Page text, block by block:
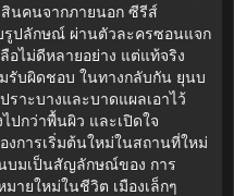
นคนจากภายนอก ซีรีส์
รูปลักษณ์ ผ่านตัวละครซอนแจก
อไม่ดีหลายอย่าง แต่แท้จริง
รับผิดชอบ ในทางกลับกัน ยุนบ
าะบางและบาดแผลเอาไว้
ปกว่าพื้นผิว และเปิดใจ
งการเริ่มต้นใหม่ในสถานที่ใหม่
บมเป็นสัญลักษณ์ของ การ
ายใหม่ในชีวิต เมืองเล็กๆ